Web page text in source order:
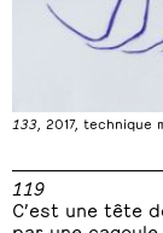
119
C’est une tête
133 , 2017, technique